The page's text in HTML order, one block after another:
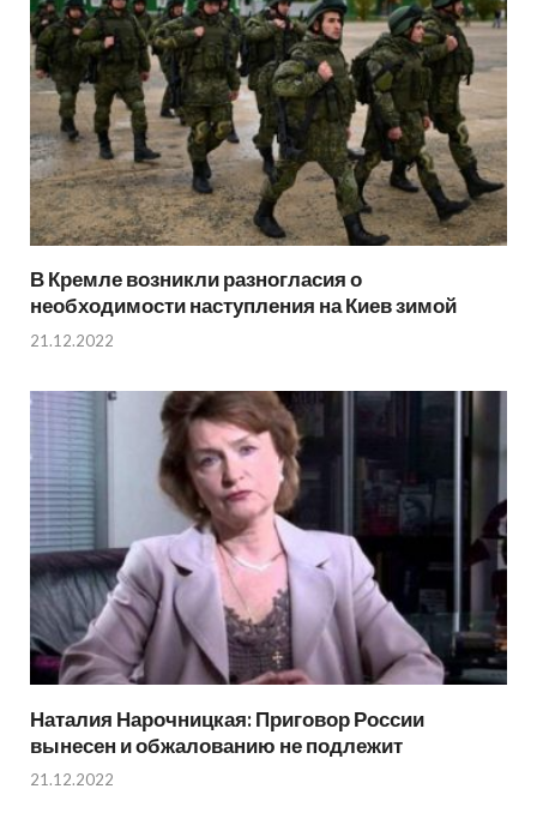
В Кремле возникли разногласия о
необходимости наступления на Киев зимой
21.12.2022
Наталия Нарочницкая: Приговор России
вынесен и обжалованию не подлежит
21.12.2022